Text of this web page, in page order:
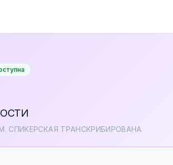
СПИКЕРСКАЯ ТРАНСКРИБИРОВАНА